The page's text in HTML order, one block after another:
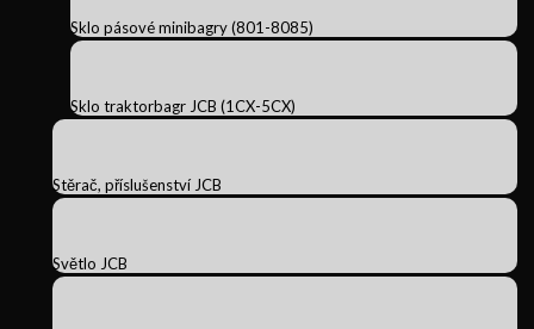
Sklo pásové minibagry (801-8085)
Sklo traktorbagr JCB (1CX-5CX)
Stěrač, příslušenství JCB
Světlo JCB